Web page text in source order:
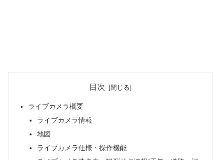
目次
ライブカメラ概要
ライブカメラ情報
地図
ライブカメラ仕様・操作機能